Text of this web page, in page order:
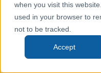
when you visit this
used in your browser to
not to be tracked.
Accept